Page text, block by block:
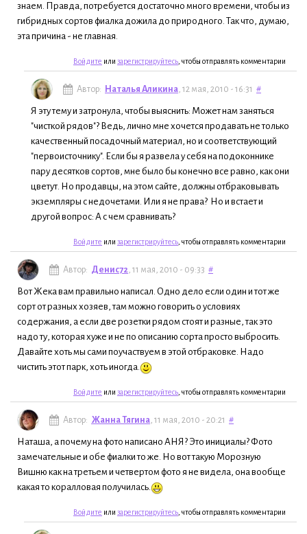
знаем. Правда, потребуется достаточно много времени, чтобы из
гибридных сортов фиалка дожила до природного. Так что, думаю,
эта причина - не главная.
Войдите или зарегистрируйтесь , чтобы отправлять комментарии
Автор: Наталья Аликина , 12 мая, 2010 - 16:31 #
Я эту тему и затронула, чтобы выяснить: Может нам заняться
"чисткой рядов"? Ведь, лично мне хочется продавать не только
качественный посадочный материал, но и соответствующий
"первоисточнику". Если бы я развела у себя на подоконнике
пару десятков сортов, мне было бы конечно все равно, как они
цветут. Но продавцы, на этом сайте, должны отбраковывать
экземпляры с недочетами. Или я не права? Но и встает и
другой вопрос: А с чем сравнивать?
Войдите или зарегистрируйтесь , чтобы отправлять комментарии
Автор: Денис72 , 11 мая, 2010 - 09:33 #
Вот Жека вам правильно написал. Одно дело если один и тот же
сорт от разных хозяев, там можно говорить о условиях
содержания, а если две розетки рядом стоят и разные, так это
надо ту, которая хуже и не по описанию сорта просто выбросить.
Давайте хоть мы сами поучаствуем в этой отбраковке. Надо
чистить этот парк, хоть иногда.
Войдите или зарегистрируйтесь , чтобы отправлять комментарии
Автор: Жанна Тягина , 11 мая, 2010 - 20:21 #
Наташа, а почему на фото написано АНЯ? Это инициалы? Фото
замечательные и обе фиалки то же. Но вот такую Морозную
Вишню как на третьем и четвертом фото я не видела, она вообще
какая то коралловая получилась.
Войдите или зарегистрируйтесь , чтобы отправлять комментарии